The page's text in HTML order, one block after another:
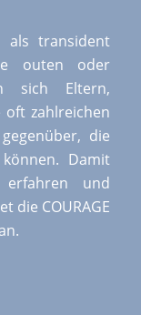
als transident
outen oder
sich Eltern,
oft zahlreichen
die
Damit
und
die COURAGE